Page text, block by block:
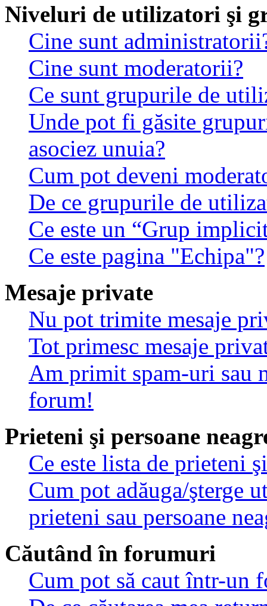
Niveluri de utilizatori şi
Cine sunt
Cine sunt moderatorii?
Ce sunt grupurile de
Unde pot fi găsite
asociez unuia?
Cum pot deveni
De ce grupurile de
Ce este un “Grup
Ce este pagina "Echipa"?
Mesaje private
Nu pot trimite mesaje
Tot primesc mesaje
Am primit spam-uri sau
forum!
Prieteni şi persoane
Ce este lista de prieteni
Cum pot adăuga/şterge
prieteni sau persoane
Căutând în forumuri
Cum pot să caut într-un